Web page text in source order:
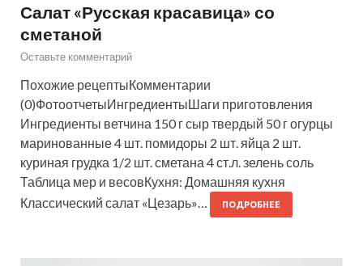
Салат «Русская красавица» со
сметаной
Оставьте комментарий
Похожие рецептыКомментарии
(0)ФотоотчетыИнгредиентыШаги приготовления
Ингредиенты ветчина 150 г сыр твердый 50 г огурцы
маринованные 4 шт. помидоры 2 шт. яйца 2 шт.
куриная грудка 1/2 шт. сметана 4 ст.л. зелень соль
Таблица мер и весовКухня: Домашняя кухня
Классический салат «Цезарь»…
ПОДРОБНЕЕ